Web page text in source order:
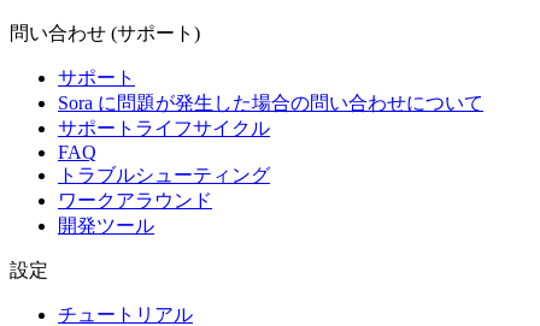
問い合わせ (サポート)
サポート
Sora に問題が発生した場合の問い合わせについて
サポートライフサイクル
FAQ
トラブルシューティング
ワークアラウンド
開発ツール
設定
チュートリアル